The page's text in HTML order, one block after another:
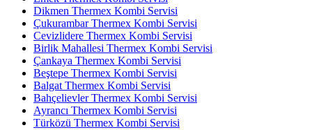
Dikmen Thermex Kombi Servisi
Çukurambar Thermex Kombi Servisi
Cevizlidere Thermex Kombi Servisi
Birlik Mahallesi Thermex Kombi Servisi
Çankaya Thermex Kombi Servisi
Beştepe Thermex Kombi Servisi
Balgat Thermex Kombi Servisi
Bahçelievler Thermex Kombi Servisi
Ayrancı Thermex Kombi Servisi
Türközü Thermex Kombi Servisi